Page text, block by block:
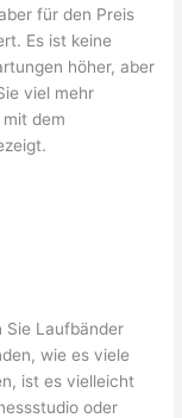
für den Preis
Es ist keine
höher, aber
viel mehr
dem
Sie Laufbänder
wie es viele
ist es vielleicht
oder